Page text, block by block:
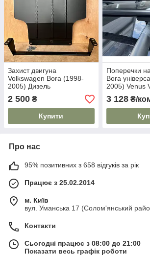
Захист двигуна
Volkswagen Bora (1998-
2005) Дизель
2 500 ₴
Купити
Поперечки
Bora
2005) Venus
стандартні
замка. Чорні
3 128₴/
Про нас
95% позитивних з 658 відгуків за рік
Працює з 25.02.2014
м. Київ
вул. Уманська 17 (Солом'янський
Контакти
Сьогодні працює з 08:00 до 21:00
Показати весь графік роботи